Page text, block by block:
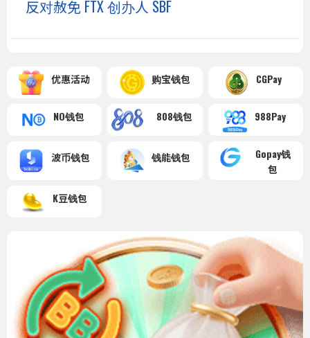
反对赦免 FTX 创办人 SBF
优惠活动 购宝钱包 CGPay
NO钱包 808钱包 988Pay
波币钱包 钱能钱包
Gopay钱
包
K豆钱包